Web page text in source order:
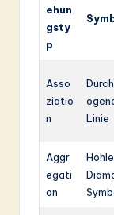
ehun
gsty
p
Asso
ziatio
n
Linie
Aggr
egati
on